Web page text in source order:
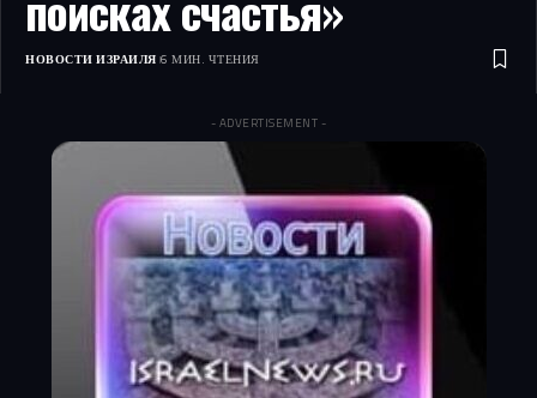
НОВОСТИ ИЗРАИЛЯ 6 МИН. ЧТЕНИЯ
- ADVERTISEMENT -